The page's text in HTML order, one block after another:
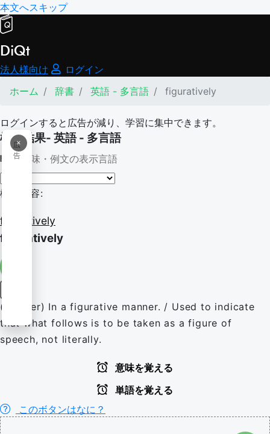
本文へスキップ
DiQt
法人様向け
ログイン
ホーム
辞書 英語 - 多言語 figuratively
ログインすると広告が減り、学習に集中できます。
×
広
告
検索結果- 英語 - 多言語
意味・例文の表示言語
検索内容:
figuratively
figuratively
(manner) In a figurative manner. / Used to indicate
that what follows is to be taken as a figure of
speech, not literally.
意味を覚える
単語を覚える
このボタンはなに？